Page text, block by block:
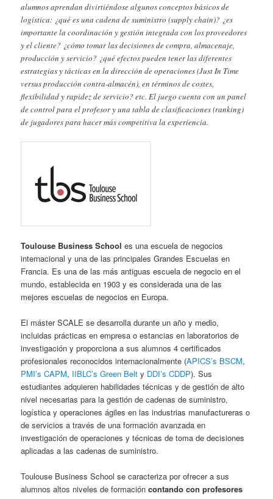
alumnos aprendan divirtiéndose algunos conceptos básicos de
logística: ¿qué es una cadena de suministro (supply chain)? ¿es
importante la coordinación y gestión integrada con los proveedores
y el cliente? ¿cómo tomar las decisiones de compra, almacenaje,
producción y servicio? ¿qué efectos pueden tener las diferentes
estrategias y tácticas en la dirección de operaciones (Just In Time
versus producción contra-almacén), en términos de costes,
flexibilidad y rapidez de servicio? etc. El juego cuenta con un panel
de control para el profesor y una tabla de clasificaciones (ranking)
de jugadores para hacer más competitiva la experiencia.
Toulouse Business School es una escuela de negocios
internacional y una de las principales Grandes Escuelas en
Francia. Es una de las más antiguas escuela de negocio en el
mundo, establecida en 1903 y es considerada una de las
mejores escuelas de negocios en Europa.
El máster SCALE se desarrolla durante un año y medio,
incluidas prácticas en empresa o estancias en laboratorios de
investigación y proporciona a sus alumnos 4 certificados
profesionales reconocidos internacionalmente (APICS’s BSCM,
PMI’s CAPM, IIBLC’s Green Belt y DDI’s CDDP). Sus
estudiantes adquieren habilidades técnicas y de gestión de alto
nivel necesarias para la gestión de cadenas de suministro,
logística y operaciones ágiles en las industrias manufactureras o
de servicios a través de una formación avanzada en
investigación de operaciones y técnicas de toma de decisiones
aplicadas a las cadenas de suministro.
Toulouse Business School se caracteriza por ofrecer a sus
alumnos altos niveles de formacióncontando con profesores